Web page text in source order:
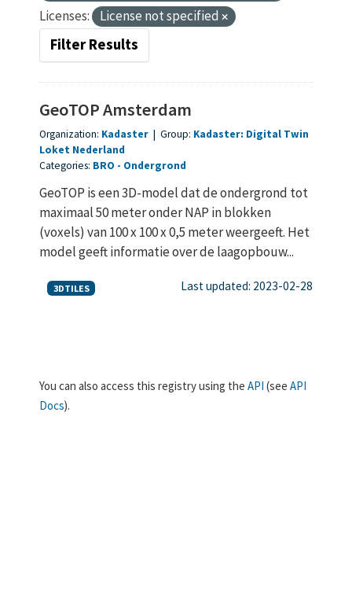
Licenses:
License not specified
Filter Results
GeoTOP Amsterdam
Organization: Kadaster | Group: Kadaster: Digital Twin
Loket Nederland
Categories: BRO Ondergrond
GeoTOP is een 3D-model dat de ondergrond tot
maximaal 50 meter onder NAP in blokken
(voxels) van 100 x 100 x 0,5 meter weergeeft. Het
model geeft informatie over de laagopbouw...
3DTILES Last updated: 2023-02-28
You can also access this registry using the API (see API
Docs).